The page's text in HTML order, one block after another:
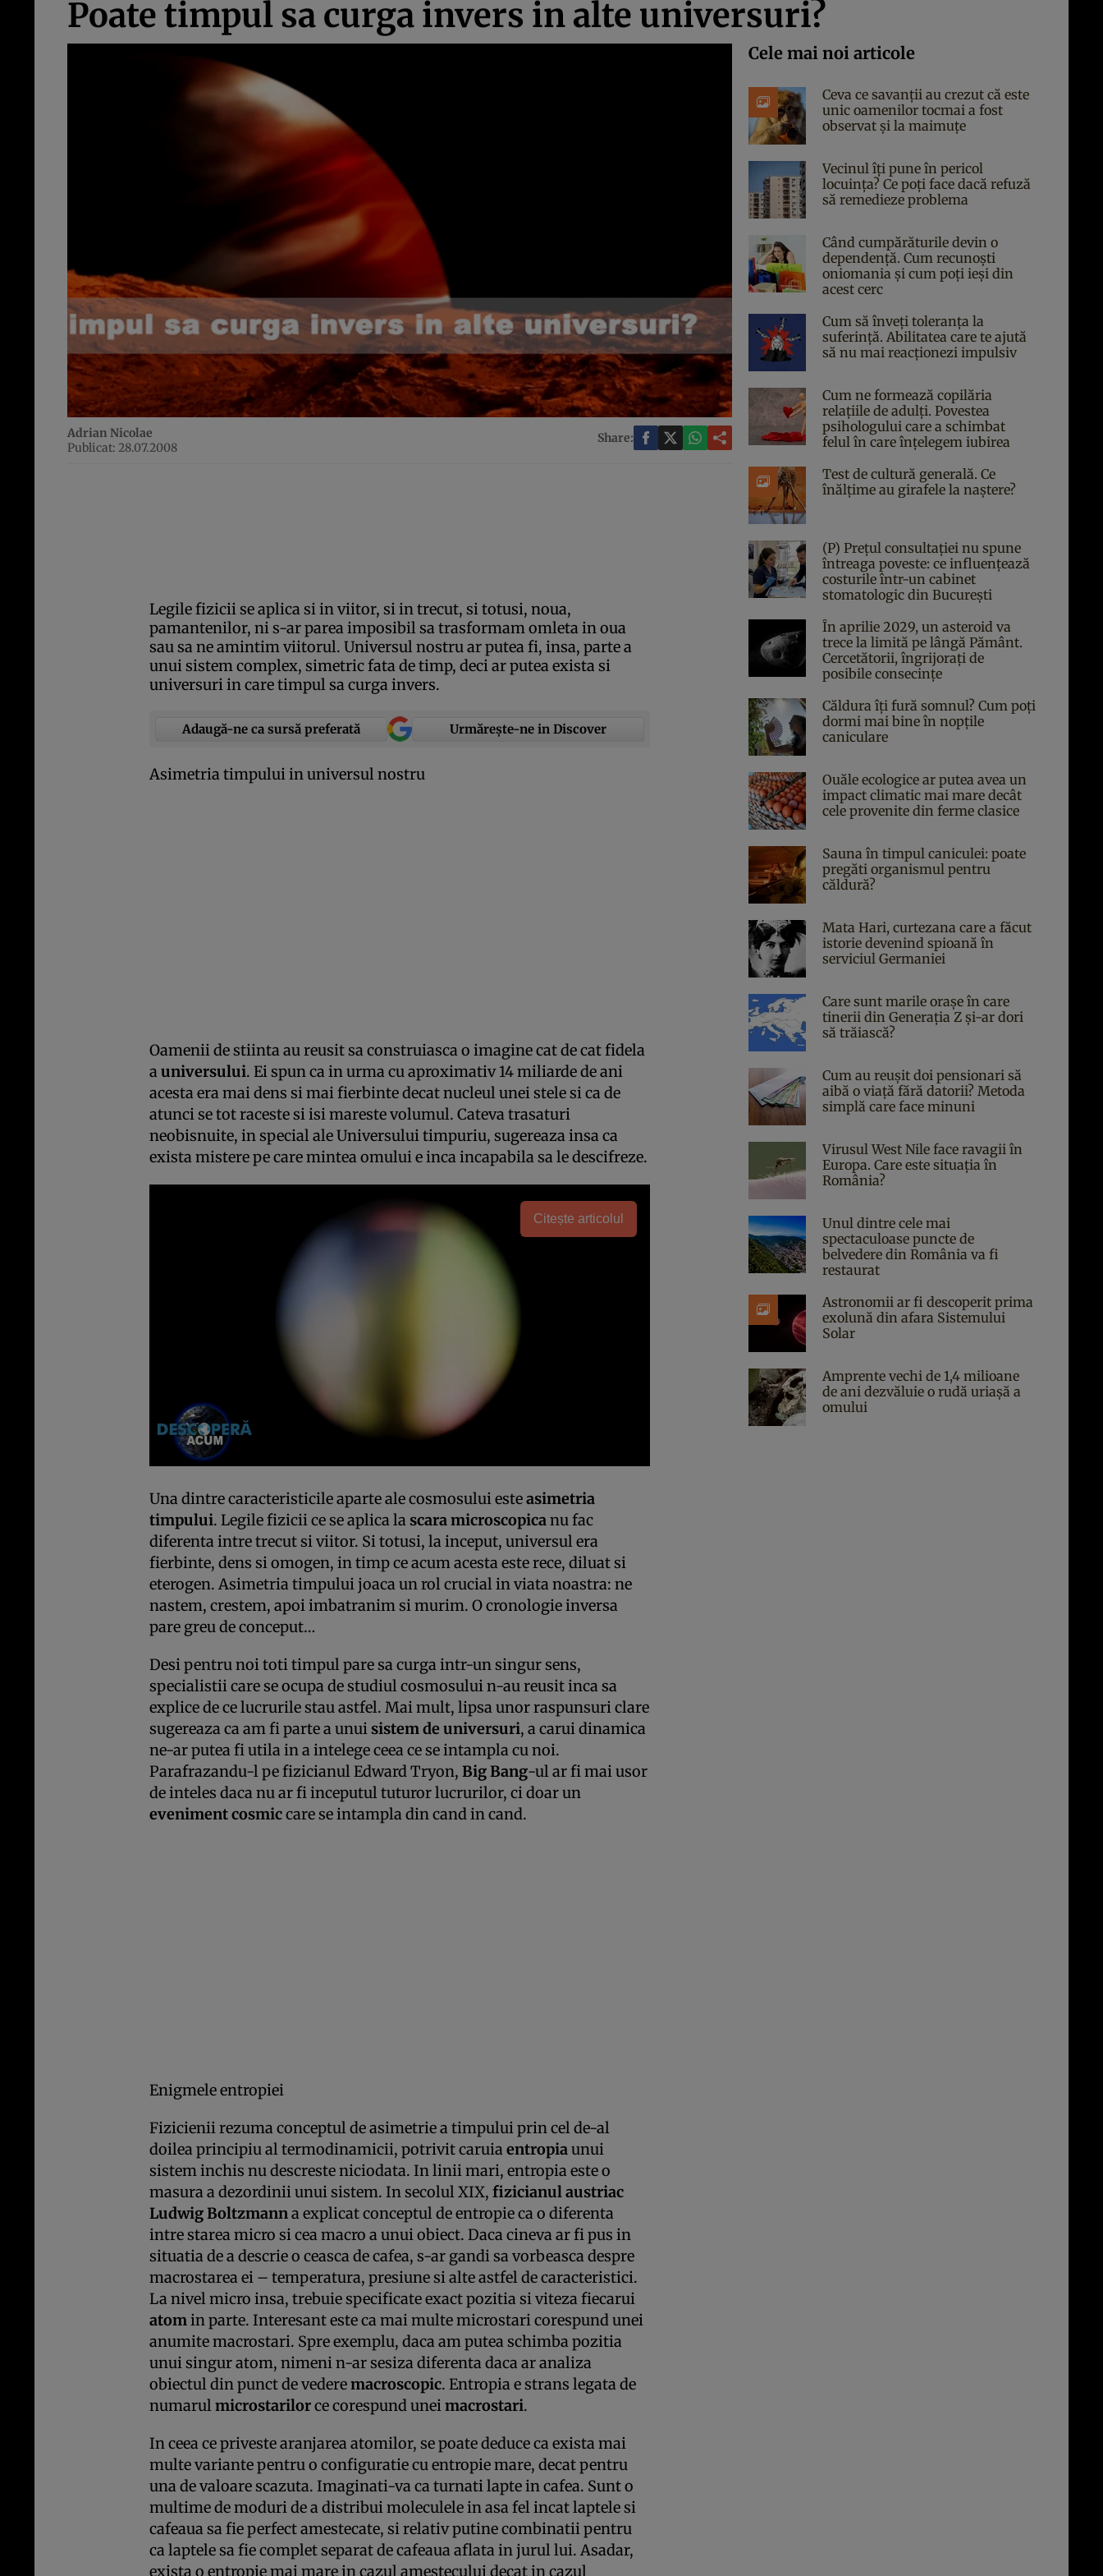
Poate timpul sa curga invers in alte universuri?
Adrian Nicolae
Publicat: 28.07.2008
Share:
Legile fizicii se aplica si in viitor, si in trecut, si totusi, noua,
pamantenilor, ni s-ar parea imposibil sa trasformam omleta in oua
sau sa ne amintim viitorul. Universul nostru ar putea fi, insa, parte a
unui sistem complex, simetric fata de timp, deci ar putea exista si
universuri in care timpul sa curga invers.
Adaugă-ne ca sursă preferată Urmărește-ne in Discover
Asimetria timpului in universul nostru
Oamenii de stiinta au reusit sa construiasca o imagine cat de cat fidela
auniversului. Ei spun ca in urma cu aproximativ 14 miliarde de ani
acesta era mai dens si mai fierbinte decat nucleul unei stele si ca de
atunci se tot raceste si isi mareste volumul. Cateva trasaturi
neobisnuite, in special ale Universului timpuriu, sugereaza insa ca
exista mistere pe care mintea omului e inca incapabila sa le descifreze.
Citește articolul
Una dintre caracteristicile aparte ale cosmosului esteasimetria
timpului. Legile fizicii ce se aplica la scara microscopicanu fac
diferenta intre trecut si viitor. Si totusi, la inceput, universul era
fierbinte, dens si omogen, in timp ce acum acesta este rece, diluat si
eterogen. Asimetria timpului joaca un rol crucial in viata noastra: ne
nastem, crestem, apoi imbatranim si murim. O cronologie inversa
pare greu de conceput…
Desi pentru noi toti timpul pare sa curga intr-un singur sens,
specialistii care se ocupa de studiul cosmosului n-au reusit inca sa
explice de ce lucrurile stau astfel. Mai mult, lipsa unor raspunsuri clare
sugereaza ca am fi parte a unui sistem de universuri, a carui dinamica
ne-ar putea fi utila in a intelege ceea ce se intampla cu noi.
Parafrazandu-l pe fizicianul Edward Tryon, Big Bang-ul ar fi mai usor
de inteles daca nu ar fi inceputul tuturor lucrurilor, ci doar un
eveniment cosmiccare se intampla din cand in cand.
Enigmele entropiei
Fizicienii rezuma conceptul de asimetrie a timpului prin cel de-al
doilea principiu al termodinamicii, potrivit caruiaentropiaunui
sistem inchis nu descreste niciodata. In linii mari, entropia este o
masura a dezordinii unui sistem. In secolul XIX, fizicianul austriac
Ludwig Boltzmanna explicat conceptul de entropie ca o diferenta
intre starea micro si cea macro a unui obiect. Daca cineva ar fi pus in
situatia de a descrie o ceasca de cafea, s-ar gandi sa vorbeasca despre
macrostarea ei – temperatura, presiune si alte astfel de caracteristici.
La nivel micro insa, trebuie specificate exact pozitia si viteza fiecarui
atomin parte. Interesant este ca mai multe microstari corespund unei
anumite macrostari. Spre exemplu, daca am putea schimba pozitia
unui singur atom, nimeni n-ar sesiza diferenta daca ar analiza
obiectul din punct de vederemacroscopic. Entropia e strans legata de
numarulmicrostarilorce corespund uneimacrostari.
In ceea ce priveste aranjarea atomilor, se poate deduce ca exista mai
multe variante pentru o configuratie cu entropie mare, decat pentru
una de valoare scazuta. Imaginati-va ca turnati lapte in cafea. Sunt o
multime de moduri de a distribui moleculele in asa fel incat laptele si
cafeaua sa fie perfect amestecate, si relativ putine combinatii pentru
ca laptele sa fie complet separat de cafeaua aflata in jurul lui. Asadar,
exista o entropie mai mare in cazul amestecului decat in cazul
Cele mai noi articole
Ceva ce savanții au crezut că este
unic oamenilor tocmai a fost
observat și la maimuțe
Vecinul îți pune în pericol
locuința? Ce poți face dacă refuză
să remedieze problema
Când cumpărăturile devin o
dependență. Cum recunoști
oniomania și cum poți ieși din
acest cerc
Cum să înveți toleranța la
suferință. Abilitatea care te ajută
să nu mai reacționezi impulsiv
Cum ne formează copilăria
relațiile de adulți. Povestea
psihologului care a schimbat
felul în care înțelegem iubirea
Test de cultură generală. Ce
înălțime au girafele la naștere?
(P) Prețul consultației nu spune
întreaga poveste: ce influențează
costurile într-un cabinet
stomatologic din București
În aprilie 2029, un asteroid va
trece la limită pe lângă Pământ.
Cercetătorii, îngrijorați de
posibile consecințe
Căldura îți fură somnul? Cum poți
dormi mai bine în nopțile
caniculare
Ouăle ecologice ar putea avea un
impact climatic mai mare decât
cele provenite din ferme clasice
Sauna în timpul caniculei: poate
pregăti organismul pentru
căldură?
Mata Hari, curtezana care a făcut
istorie devenind spioană în
serviciul Germaniei
Care sunt marile orașe în care
tinerii din Generația Z și-ar dori
să trăiască?
Cum au reușit doi pensionari să
aibă o viață fără datorii? Metoda
simplă care face minuni
Virusul West Nile face ravagii în
Europa. Care este situația în
România?
Unul dintre cele mai
spectaculoase puncte de
belvedere din România va fi
restaurat
Astronomii ar fi descoperit prima
exolună din afara Sistemului
Solar
Amprente vechi de 1,4 milioane
de ani dezvăluie o rudă uriașă a
omului